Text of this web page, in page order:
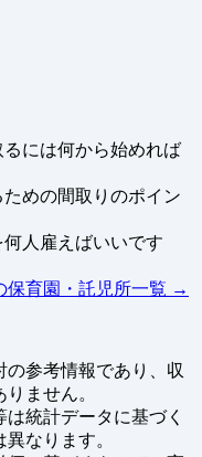
には何から始めれば
めの間取りのポイン
人雇えばいいです
保育園・託児所一覧 →
参考情報であり、収
ません。
統計データに基づく
なります。